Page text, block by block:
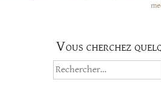
Vous cherchez
Rechercher :